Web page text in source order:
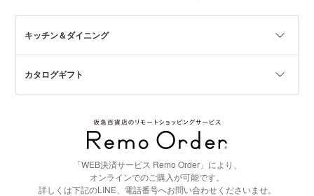
キッチン＆ダイニング
カタログギフト
「WEB決済サービス Remo Order」により、
オンラインでのご購入が可能です。
詳しくは下記のLINE、電話番号へお問い合わせくださいませ。